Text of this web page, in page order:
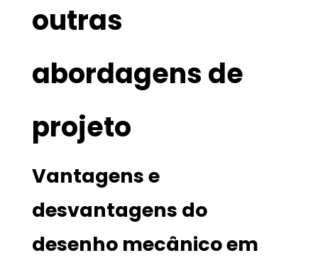
outras
abordagens de
projeto
Vantagens e
desvantagens do
desenho mecânico em